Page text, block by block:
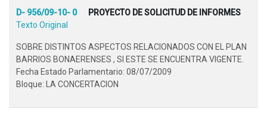
D- 956/09-10- 0
PROYECTO DE SOLICITUD DE INFORMES
Texto Original
SOBRE DISTINTOS ASPECTOS RELACIONADOS CON EL PLAN
BARRIOS BONAERENSES , SI ESTE SE ENCUENTRA VIGENTE.
Fecha Estado Parlamentario: 08/07/2009
Bloque: LA CONCERTACION